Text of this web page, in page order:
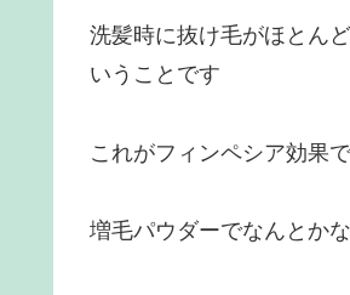
洗髪時に抜け毛がほとん
いうことです
これがフィンペシア効果
増毛パウダーでなんとか